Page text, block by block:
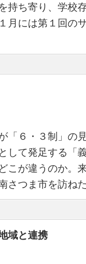
持ち寄り、学校
月には第１回の
「６・３制」の
して発足する「
こが違うのか。
さつま市を訪ね
域と連携